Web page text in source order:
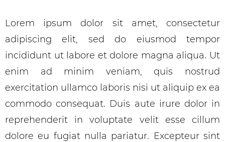
Lorem ipsum dolor sit amet, consectetur
adipiscing elit, sed do eiusmod tempor
incididunt ut labore et dolore magna aliqua. Ut
enim ad minim veniam, quis nostrud
exercitation ullamco laboris nisi ut aliquip ex ea
commodo consequat. Duis aute irure dolor in
reprehenderit in voluptate velit esse cillum
dolore eu fugiat nulla pariatur. Excepteur sint